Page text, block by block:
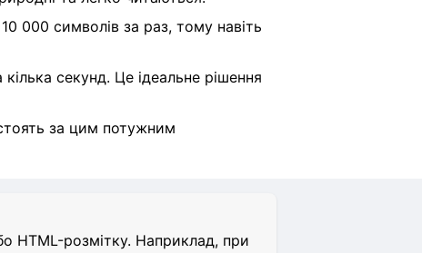
000 символів за раз, тому навіть
секунд. Це ідеальне рішення
за цим потужним
HTML-розмітку. Наприклад, при